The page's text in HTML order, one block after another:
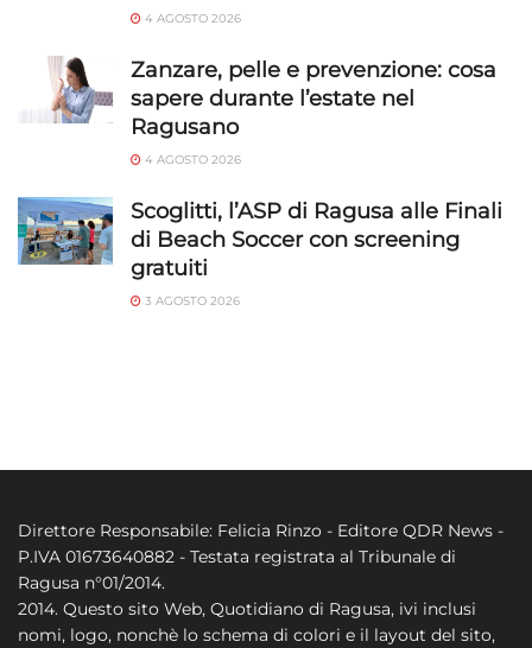
4 AGOSTO 2026
Zanzare, pelle e prevenzione: cosa
sapere durante l’estate nel
Ragusano
4 AGOSTO 2026
Scoglitti, l’ASP di Ragusa alle Finali
di Beach Soccer con screening
gratuiti
3 AGOSTO 2026
Direttore Responsabile: Felicia Rinzo - Editore QDR News -
P.IVA 01673640882 - Testata registrata al Tribunale di
Ragusa n°01/2014.
2014. Questo sito Web, Quotidiano di Ragusa, ivi inclusi
nomi, logo, nonchè lo schema di colori e il layout del sito,